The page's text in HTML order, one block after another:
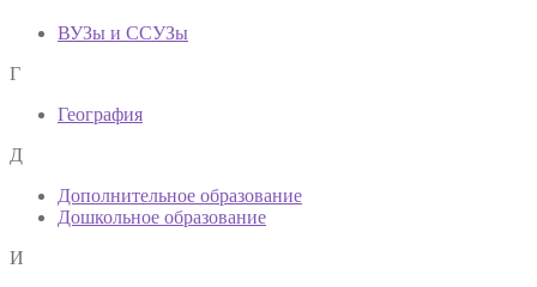
ВУЗы и ССУЗы
Г
География
Д
Дополнительное образование
Дошкольное образование
И